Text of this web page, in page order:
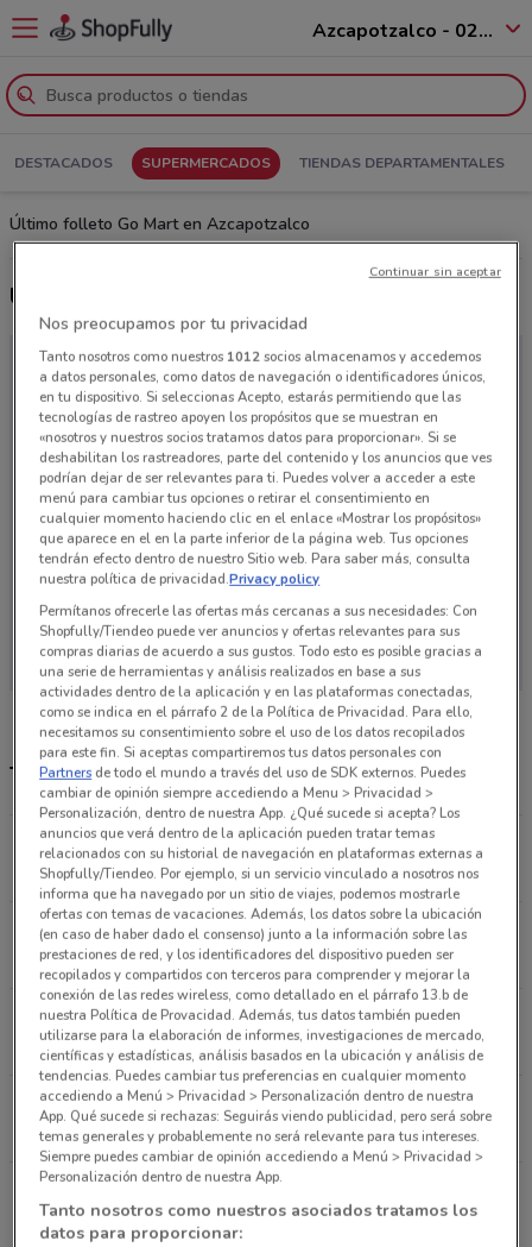
Azcapotzalco - 02010
DESTACADOS SUPERMERCADOS TIENDAS DEPARTAMENTALES
Último folleto Go Mart en Azcapotzalco
Últimas ofertas Go Mart
En este momento no hay ofertas vigentes
Tiendas Go Mart más cercanas
Republica de Uruguay No.21-A Cuauhtémoc (cdmx)
4.6 km
República de Uruguay No.33 Cuauhtémoc (cdmx)
4.7 km
Lorenzo Boturini N° 479 Venustiano Carranza
5.4 km
Madero 73 Cuauhtémoc (cdmx)
5.5 km
Calz. Tlalpan N°1882 Tlalpan (cdmx)
7.2 km
Nos preocupamos por tu privacidad
Tanto nosotros como nuestros 1012socios almacenamos y accedemos
a datos personales, como datos de navegación o identificadores únicos,
en tu dispositivo. Si seleccionas Acepto, estarás permitiendo que las
tecnologías de rastreo apoyen los propósitos que se muestran en
«nosotros y nuestros socios tratamos datos para proporcionar». Si se
deshabilitan los rastreadores, parte del contenido y los anuncios que ves
podrían dejar de ser relevantes para ti. Puedes volver a acceder a este
menú para cambiar tus opciones o retirar el consentimiento en
cualquier momento haciendo clic en el enlace «Mostrar los propósitos»
que aparece en el en la parte inferior de la página web. Tus opciones
tendrán efecto dentro de nuestro Sitio web. Para saber más, consulta
nuestra política de privacidad.Privacy policy
Permítanos ofrecerle las ofertas más cercanas a sus necesidades: Con
Shopfully/Tiendeo puede ver anuncios y ofertas relevantes para sus
compras diarias de acuerdo a sus gustos. Todo esto es posible gracias a
una serie de herramientas y análisis realizados en base a sus
actividades dentro de la aplicación y en las plataformas conectadas,
como se indica en el párrafo 2 de la Política de Privacidad. Para ello,
necesitamos su consentimiento sobre el uso de los datos recopilados
para este fin. Si aceptas compartiremos tus datos personales con
Partners de todo el mundo a través del uso de SDK externos. Puedes
cambiar de opinión siempre accediendo a Menu > Privacidad >
Personalización, dentro de nuestra App. ¿Qué sucede si acepta? Los
anuncios que verá dentro de la aplicación pueden tratar temas
relacionados con su historial de navegación en plataformas externas a
Shopfully/Tiendeo. Por ejemplo, si un servicio vinculado a nosotros nos
informa que ha navegado por un sitio de viajes, podemos mostrarle
ofertas con temas de vacaciones. Además, los datos sobre la ubicación
(en caso de haber dado el consenso) junto a la información sobre las
prestaciones de red, y los identificadores del dispositivo pueden ser
recopilados y compartidos con terceros para comprender y mejorar la
conexión de las redes wireless, como detallado en el párrafo 13.b de
nuestra Política de Provacidad. Además, tus datos también pueden
utilizarse para la elaboración de informes, investigaciones de mercado,
científicas y estadísticas, análisis basados en la ubicación y análisis de
tendencias. Puedes cambiar tus preferencias en cualquier momento
accediendo a Menú > Privacidad > Personalización dentro de nuestra
App. Qué sucede si rechazas: Seguirás viendo publicidad, pero será sobre
temas generales y probablemente no será relevante para tus intereses.
Siempre puedes cambiar de opinión accediendo a Menú > Privacidad >
Personalización dentro de nuestra App.
Tanto nosotros como nuestros asociados tratamos los
datos para proporcionar:
Continuar sin aceptar